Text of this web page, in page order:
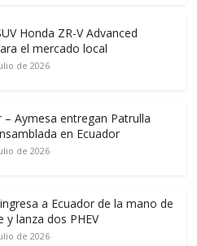
Honda ZR-V Advanced
el mercado local
de 2026
– Aymesa entregan Patrulla
en Ecuador
de 2026
a Ecuador de la mano de
y lanza dos PHEV
de 2026